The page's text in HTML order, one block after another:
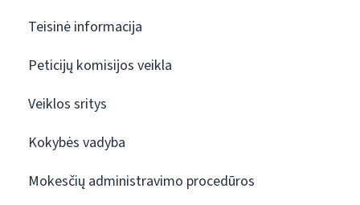
Teisinė informacija
Peticijų komisijos veikla
Veiklos sritys
Kokybės vadyba
Mokesčių administravimo procedūros